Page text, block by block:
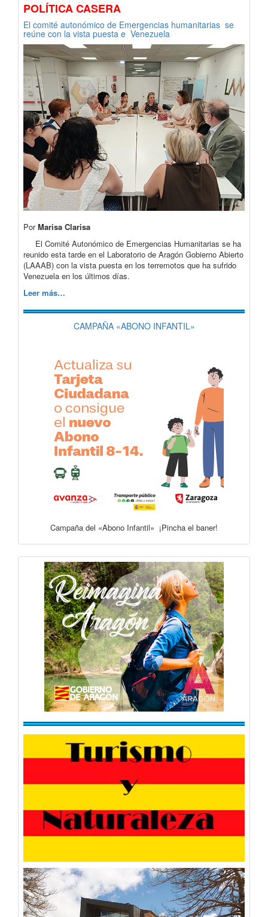
POLÍTICA CASERA
El comité autonómico de Emergencias humanitarias se
reúne con la vista puesta e Venezuela
PorMarisa Clarisa
El Comité Autonómico de Emergencias Humanitarias se ha
reunido esta tarde en el Laboratorio de Aragón Gobierno Abierto
(LAAAB) con la vista puesta en los terremotos que ha sufrido
Venezuela en los últimos días.
Leer más…
CAMPAÑA «ABONO INFANTIL»
Campaña del «Abono Infantil» ¡Pincha el baner!